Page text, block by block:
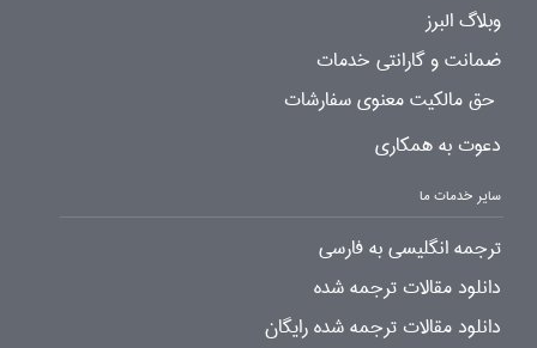
وبلاگ البرز
ضمانت و گارانتی خدمات
حق مالکیت معنوی سفارشات
دعوت به همکاری
سایر خدمات ما
ترجمه انگلیسی به فارسی
دانلود مقالات ترجمه شده
دانلود مقالات ترجمه شده رایگان